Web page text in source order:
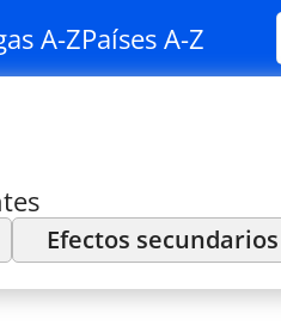
A-ZPaíses A-Z
Efectos secundarios